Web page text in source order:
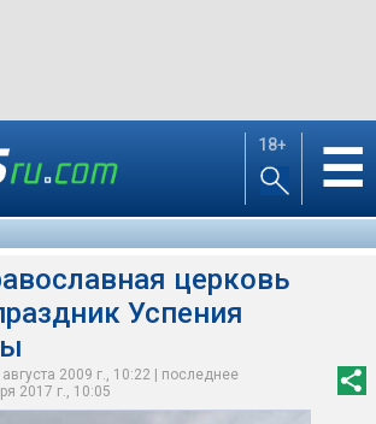
18+ ☰
церковь
Успения
2009 г., 10:22 | последнее
2017 г., 10:05